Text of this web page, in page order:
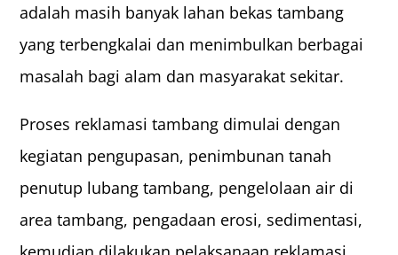
adalah masih banyak lahan bekas tambang
yang terbengkalai dan menimbulkan berbagai
masalah bagi alam dan masyarakat sekitar.
Proses reklamasi tambang dimulai dengan
kegiatan pengupasan, penimbunan tanah
penutup lubang tambang, pengelolaan air di
area tambang, pengadaan erosi, sedimentasi,